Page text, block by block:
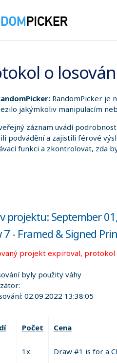
o
RandomPicker je
jakýmkoliv manipulacím
záznam uvádí
podvádění a zajistili férové
funkci a zkontrolovat, zda
projektu: September
7 - Framed & Signed
projekt expiroval, protokol
byly použity váhy
02.09.2022 13:38:05
Počet Cena
1x Draw #1 is for a